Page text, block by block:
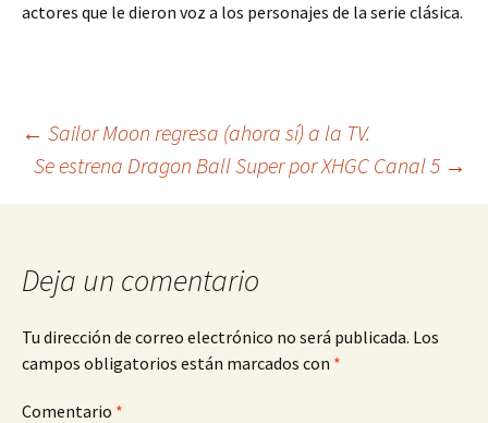
actores que le dieron voz a los personajes de la serie clásica.
Navegación
de
entradas
← Sailor Moon regresa (ahora sí) a la TV.
Se estrena Dragon Ball Super por XHGC Canal 5 →
Deja un comentario
Tu dirección de correo electrónico no será publicada. Los
campos obligatorios están marcados con *
Comentario *